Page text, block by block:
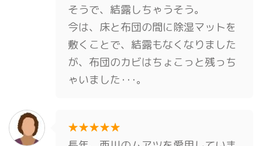
そうで、結露しちゃうそう。
今は、床と布団の間に除湿マットを
敷くことで、結露もなくなりました
が、布団のカビはちょこっと残っち
ゃいました･･･。
★★★★★